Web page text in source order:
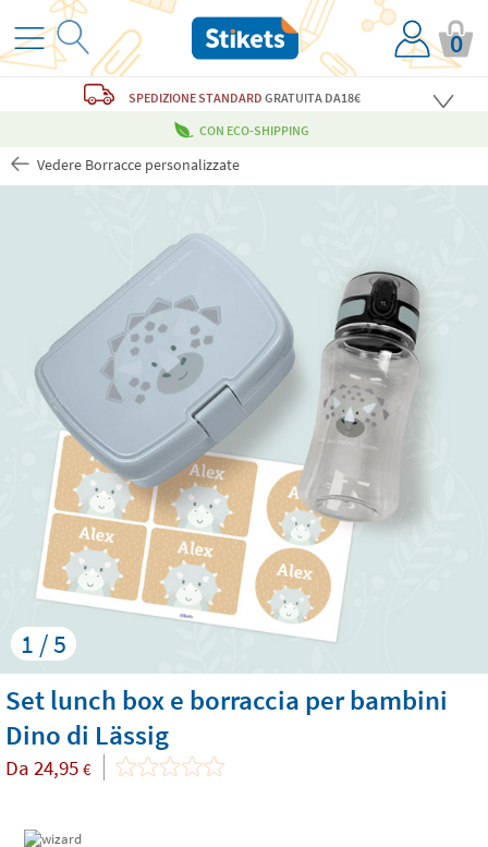
0
SPEDIZIONE STANDARD GRATUITADA18€
CON ECO-SHIPPING
Vedere Borracce personalizzate
1 / 5
Set lunch box e borraccia per bambini
Dino di Lässig
Da 24,95 €